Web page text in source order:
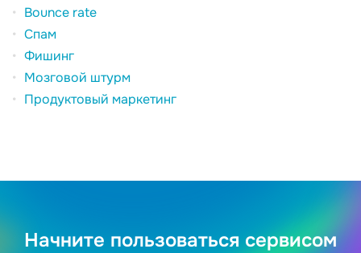
Bounce rate
Спам
Фишинг
Мозговой штурм
Продуктовый маркетинг
Начните пользоваться сервисом